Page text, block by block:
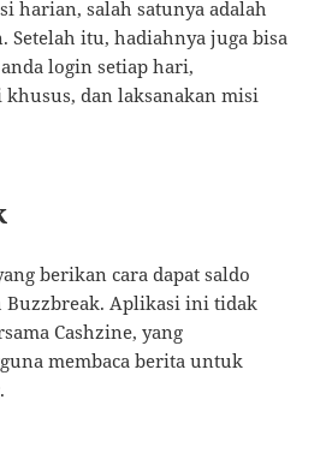
harian, salah satunya adalah
Setelah itu, hadiahnya juga bisa
login setiap hari,
dan laksanakan misi
berikan cara dapat saldo
Buzzbreak. Aplikasi ini tidak
Cashzine, yang
membaca berita untuk